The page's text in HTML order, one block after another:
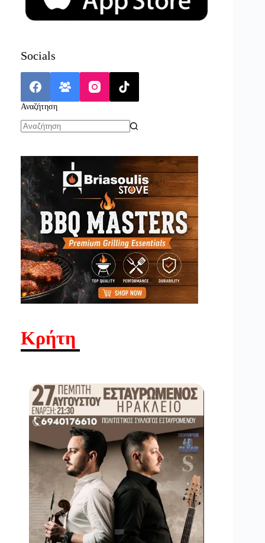
Socials
Αναζήτηση
Κρήτη